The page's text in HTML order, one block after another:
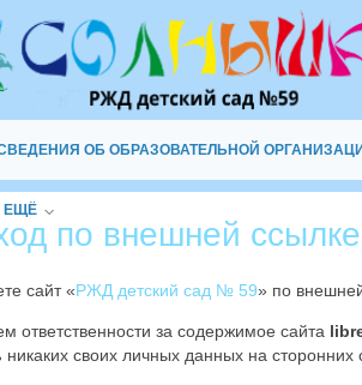
ОБ ОБРАЗОВАТЕЛЬНОЙ
ЕЩЁ
по внешней ссылке
сайт «РЖД детский сад № 59» по
ответственности за содержимое сайта
никаких своих личных данных на сторонних